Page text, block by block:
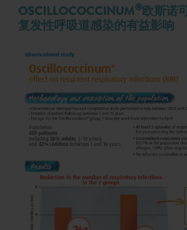
OSCILLOCOCCINUM®欧斯诺
复发性呼吸道感染的有益影响